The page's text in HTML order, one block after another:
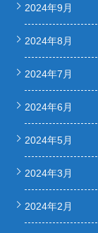
2024年9月
2024年8月
2024年7月
2024年6月
2024年5月
2024年3月
2024年2月